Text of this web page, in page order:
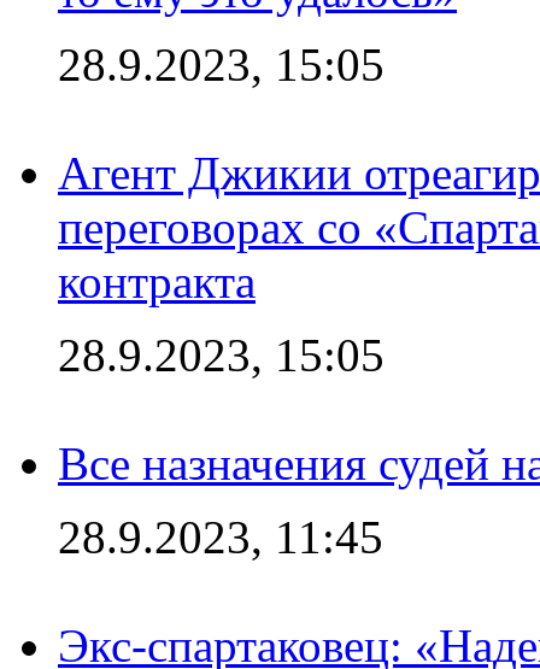
28.9.2023, 15:05
Агент Джикии
переговорах со
контракта
28.9.2023, 15:05
Все назначения судей
28.9.2023, 11:45
Экс-спартаковец: